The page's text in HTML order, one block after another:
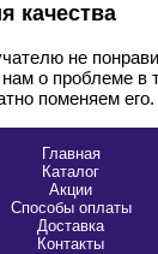
качества
не
о проблеме в
поменяем его.
Главная
Каталог
Акции
Способы оплаты
Доставка
Контакты